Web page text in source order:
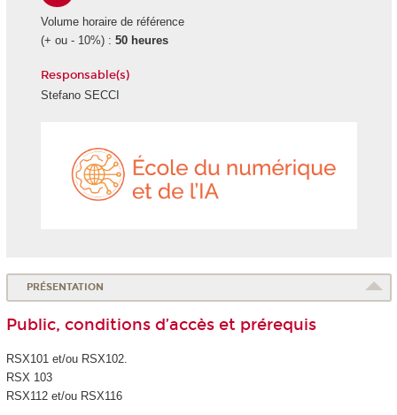
Volume horaire de référence
(+ ou - 10%) : 50 heures
Responsable(s)
Stefano SECCI
PRÉSENTATION
Public, conditions d’accès et prérequis
RSX101 et/ou RSX102.
RSX 103
RSX112 et/ou RSX116